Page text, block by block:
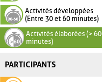
Activités développées
(Entre 30 et 60 minutes)
Activités élaborées (> 60
minutes)
PARTICIPANTS